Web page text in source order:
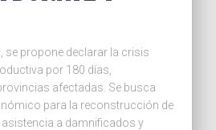
se propone declarar la crisis
por 180 días,
afectadas. Se busca
para la reconstrucción de
a damnificados y